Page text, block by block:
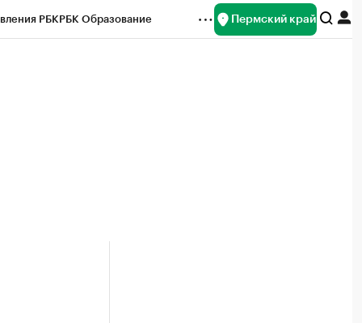
РБКРБК Образование Пермский край